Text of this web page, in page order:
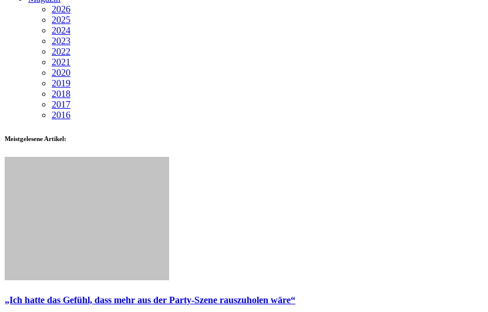
2026
2025
2024
2023
2022
2021
2020
2019
2018
2017
2016
Meistgelesene Artikel:
„Ich hatte das Gefühl, dass mehr aus der Party-Szene rauszuholen wäre“